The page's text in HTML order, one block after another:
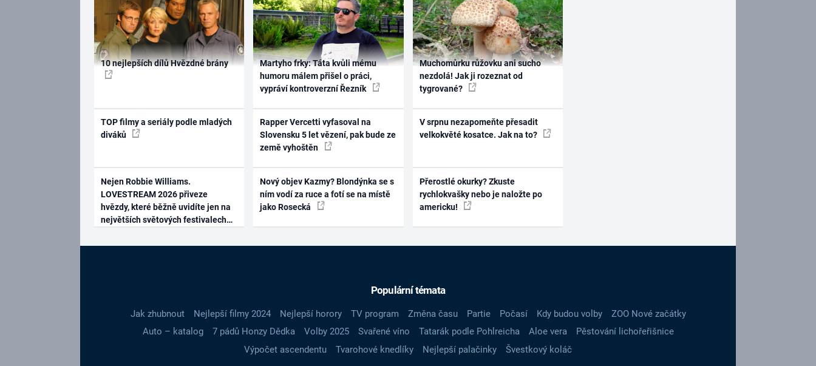
10 nejlepších dílů Hvězdné brány
TOP filmy a seriály podle mladých
diváků
Nejen Robbie Williams.
LOVESTREAM 2026 přiveze
hvězdy, které běžně uvidíte jen na
největších světových festivalech
Martyho frky: Táta kvůli mému
humoru málem přišel o práci,
vypráví kontroverzní Řezník
Rapper Vercetti vyfasoval na
Slovensku 5 let vězení, pak bude ze
země vyhoštěn
Nový objev Kazmy? Blondýnka se s
ním vodí za ruce a fotí se na místě
jako Rosecká
Muchomůrku růžovku ani sucho
nezdolá! Jak ji rozeznat od
tygrované?
V srpnu nezapomeňte přesadit
velkokvěté kosatce. Jak na to?
Přerostlé okurky? Zkuste
rychlokvašky nebo je naložte po
americku!
Populární témata
Jak zhubnout Nejlepší filmy 2024 Nejlepší horory TV program Změna času Partie Počasí Kdy budou volby
ZOO Nové začátky
Auto – katalog
7 pádů Honzy Dědka Volby 2025 Svařené víno Tatarák podle Pohlreicha Aloe vera
Pěstování lichořeřišnice
Výpočet ascendentu
Tvarohové knedlíky Nejlepší palačinky Švestkový koláč